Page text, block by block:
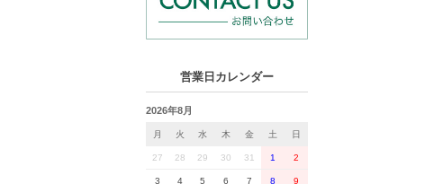
営業日カレンダー
2026年8月
月 火 水 木 金 土 日
27 28 29 30 31 1 2
3 4 5 6 7 8 9